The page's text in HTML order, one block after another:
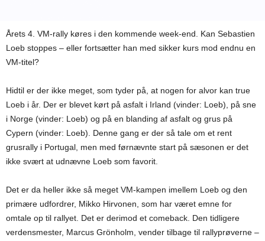
Årets 4. VM-rally køres i den kommende week-end. Kan Sebastien
Loeb stoppes – eller fortsætter han med sikker kurs mod endnu en
VM-titel?
Hidtil er der ikke meget, som tyder på, at nogen for alvor kan true
Loeb i år. Der er blevet kørt på asfalt i Irland (vinder: Loeb), på sne
i Norge (vinder: Loeb) og på en blanding af asfalt og grus på
Cypern (vinder: Loeb). Denne gang er der så tale om et rent
grusrally i Portugal, men med førnævnte start på sæsonen er det
ikke svært at udnævne Loeb som favorit.
Det er da heller ikke så meget VM-kampen imellem Loeb og den
primære udfordrer, Mikko Hirvonen, som har været emne for
omtale op til rallyet. Det er derimod et comeback. Den tidligere
verdensmester, Marcus Grönholm, vender tilbage til rallyprøverne –